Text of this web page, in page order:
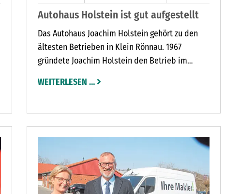
Autohaus Holstein ist gut aufgestellt
Das Autohaus Joachim Holstein gehört zu den
ältesten Betrieben in Klein Rönnau. 1967
gründete Joachim Holstein den Betrieb im
der Marke Smca.
WEITERLESEN …